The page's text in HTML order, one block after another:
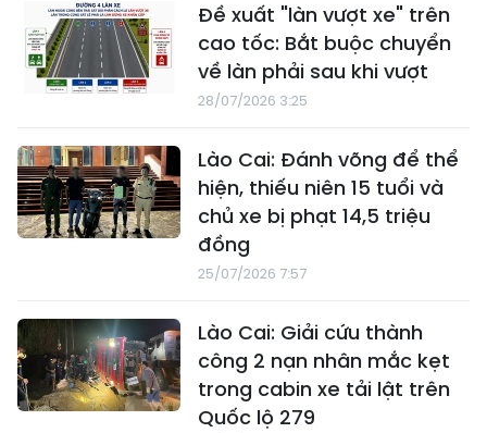
Đề xuất "làn vượt xe" trên
cao tốc: Bắt buộc chuyển
về làn phải sau khi vượt
28/07/2026 3:25
Lào Cai: Đánh võng để thể
hiện, thiếu niên 15 tuổi và
chủ xe bị phạt 14,5 triệu
đồng
25/07/2026 7:57
Lào Cai: Giải cứu thành
công 2 nạn nhân mắc kẹt
trong cabin xe tải lật trên
Quốc lộ 279